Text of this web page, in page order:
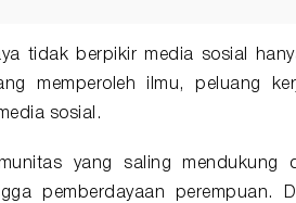
tidak berpikir media sosial
memperoleh ilmu, peluang
sosial.
yang saling mendukung
pemberdayaan perempuan.